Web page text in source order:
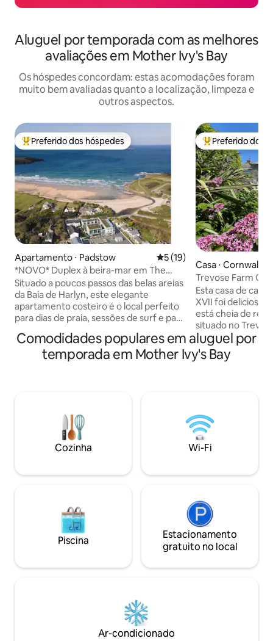
Aluguel por temporada com as melhores
avaliações em Mother Ivy's Bay
Os hóspedes concordam: estas acomodações foram
muito bem avaliadas quanto a localização, limpeza e
outros aspectos.
Entre os melhores preferidos dos hóspedes
Preferido dos hóspedes
Apartamento ⋅ Padstow 5 de uma avaliação média
5 (19)
*NOVO* Duplex à beira-mar em The
Harlyn
Situado a poucos passos das belas areias
da Baía de Harlyn, este elegante
apartamento costeiro é o local perfeito
para dias de praia, sessões de surf e para
Cornualha. Localizado num
empreendimento moderno, os
hóspedes podem desfrutar de um bar
costeiras e surf, o apartamento também
aceita animais de estimação, para que o
seu companheiro de quatro patas possa
Entre os
Preferido dos
Casa ⋅ Cornwall
Trevose Farm
Mother Ivey
Esta casa de
XVII foi
está cheia de
situado no
três milhas de
de antigos
cuidadosamente
Constantine e o
confiança
minutos de
entre em contato
Comodidades populares em aluguel por
temporada em Mother Ivy's Bay
Cozinha Wi-Fi
Piscina
Estacionamento
gratuito no local
Ar-condicionado